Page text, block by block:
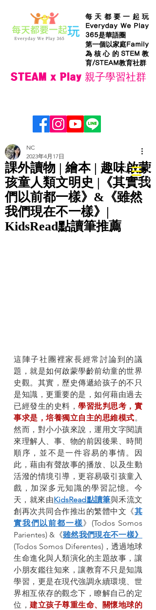
每天都要一起玩
Everyday We Play
365是華語圈
第一個以家庭Family
為核心的STEM教
育/STEAM教育社群
STEAM x Play 親子學習社群
課外讀物 | 繪本 | 趣味啟蒙
孩童人類文明史 |《其實我
們以前都一樣》&《雖然
我們現在不一樣》|
KidsRead點讀筆推薦
NC
2023年4月17日
這陣子社團裡家長經常討論到的議
題，就是如何啟蒙學齡前幼童的世界
史觀。其實，歷史傳遞給孩子的不只
是知識，更重要的是，如何藉由過去
已經發生的史料，學習批判思考，實
事求是，培養獨立自主的思維模式。
然而，對小小孩來說，運用文字閱讀
來理解人、事、物的前因後果、時間
順序，並不是一件容易的事情。因
此，藉由有聲故事的播放、以及生動
活潑的情境引導，更容易吸引孩童入
戲，加深多元知識的學習記憶。今
天，就來由KidsRead點讀筆與禾流文
創再次共同合作推出的繁體中文《其
實我們以前都一樣》(Todos Somos
Parientes) &《雖然我們現在不一樣》
(Todos Somos Diferentes)，透過地球
生命進化與人類演化的主題故事，讓
小朋友鑑往知來，讓教育不只是知識
學習，更是在現代強調永續環境、世
界相互依存的觀念下，瞭解自己的定
位，建立孩子尊重生命、關懷地球的